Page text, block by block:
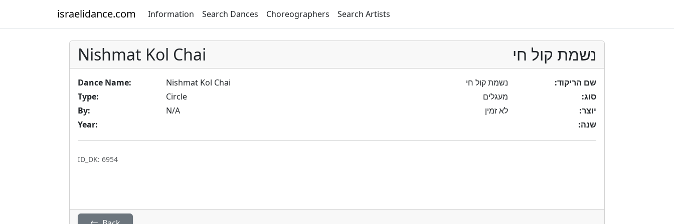
israelidance.com Information Search Dances Choreographers Search Artists
Nishmat Kol Chai נשמת קול חי
Dance Name:
Nishmat Kol Chai
Type:
Circle
By:
N/A
Year:
שם הריקוד:
נשמת קול חי
סוג:
מעגלים
יוצר:
לא זמין
שנה:
ID_DK: 6954